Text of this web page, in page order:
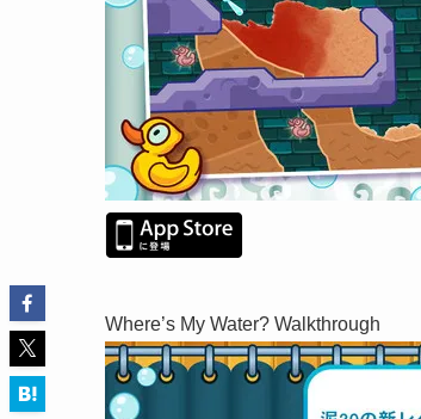
Where’s My Water? Walkthrough